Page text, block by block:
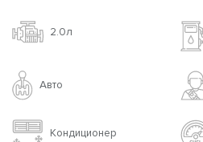
2.0л
Авто
Кондиционер